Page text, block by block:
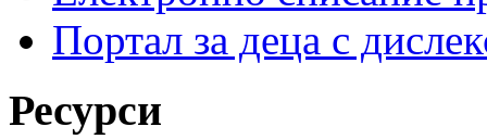
Портал за деца с
Ресурси